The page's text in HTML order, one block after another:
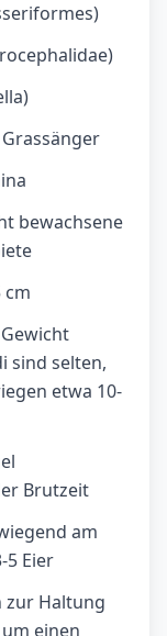
bewachsene
cm
sind selten,
etwa 10-
Brutzeit
am
5 Eier
zur Haltung
einen